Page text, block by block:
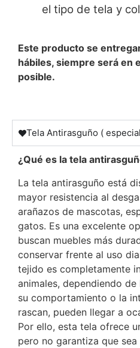
el tipo de tela y
Este producto se
hábiles, siempre será en
posible.
Tela Antirasguño (
¿Qué es la tela
La tela antirasguño está
mayor resistencia al
arañazos de mascotas,
gatos. Es una excelente
buscan muebles más
conservar frente al uso
tejido es completamente
animales, dependiendo
su comportamiento o la
rascan, pueden llegar a
Por ello, esta tela ofrece
pero no garantiza que